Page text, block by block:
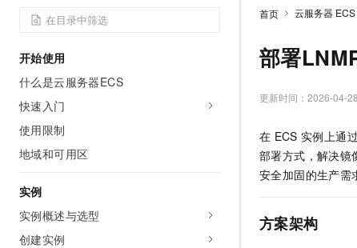
开始使用
什么是云服务器ECS
快速入门
使用限制
地域和可用区
实例
实例概述与选型
创建实例
首页 云服务器 ECS
部署
更新时间： 2026-04-
在 ECS 实例上通
部署方式，解决镜
安全加固的生产需
方案架构